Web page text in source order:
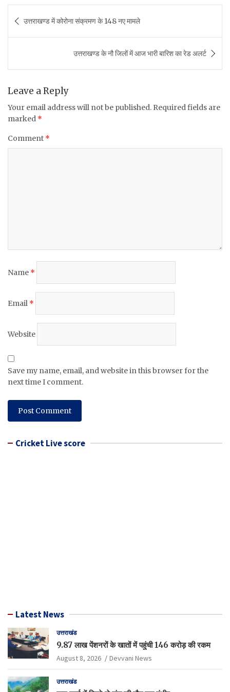
c
e
b
o
k
it
te
r
at
s
A
p
p
ai
l
ar
e
navigation
उत्तराखण्ड में कोरोना संक्रमण के 148 नए मामले
उत्तराखण्ड के नौ जिलों में आज भारी बारिश का रेड अलर्ट
Leave a Reply
Your email address will not be published. Required fields are
marked *
Comment *
Name *
Email *
Website
Save my name, email, and website in this browser for the
next time I comment.
Cricket Live score
Latest News
उत्तराखंड
9.87 लाख पेंशनरों के खातों में पहुंची 146 करोड़ की रकम
August 8, 2026 Devvani News
उत्तराखंड